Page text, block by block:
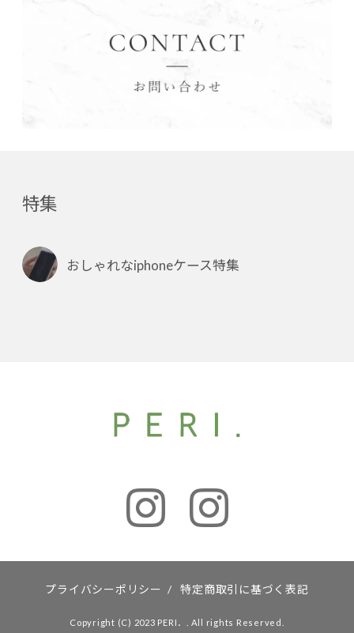
特集
おしゃれなiphoneケース特集
プライバシーポリシー / 特定商取引に基づく表記
Copyright (C) 2023 PERI．. All rights Reserved.